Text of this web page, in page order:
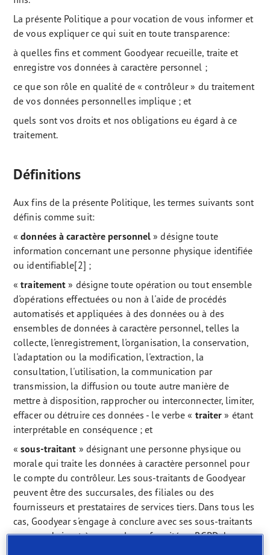
La présente Politique a pour vocation de vous informer et
de vous expliquer ce qui suit en toute transparence:
à quelles fins et comment Goodyear recueille, traite et
enregistre vos données à caractère personnel ;
ce que son rôle en qualité de « contrôleur » du traitement
de vos données personnelles implique ; et
quels sont vos droits et nos obligations eu égard à ce
traitement.
Définitions
Aux fins de la présente Politique, les termes suivants sont
définis comme suit:
«données à caractère personnel » désigne toute
information concernant une personne physique identifiée
ou identifiable[2] ;
«traitement » désigne toute opération ou tout ensemble
d'opérations effectuées ou non à l'aide de procédés
automatisés et appliquées à des données ou à des
ensembles de données à caractère personnel, telles la
collecte, l'enregistrement, l'organisation, la conservation,
l'adaptation ou la modification, l'extraction, la
consultation, l'utilisation, la communication par
transmission, la diffusion ou toute autre manière de
mettre à disposition, rapprocher ou interconnecter, limiter,
effacer ou détruire ces données - le verbe « traiter » étant
interprétable en conséquence ; et
«sous-traitant » désignant une personne physique ou
morale qui traite les données à caractère personnel pour
le compte du contrôleur. Les sous-traitants de Goodyear
peuvent être des succursales, des filiales ou des
fournisseurs et prestataires de services tiers. Dans tous les
cas, Goodyear s'engage à conclure avec ses sous-traitants
un accord visant à assurer la conformité au RGPD du